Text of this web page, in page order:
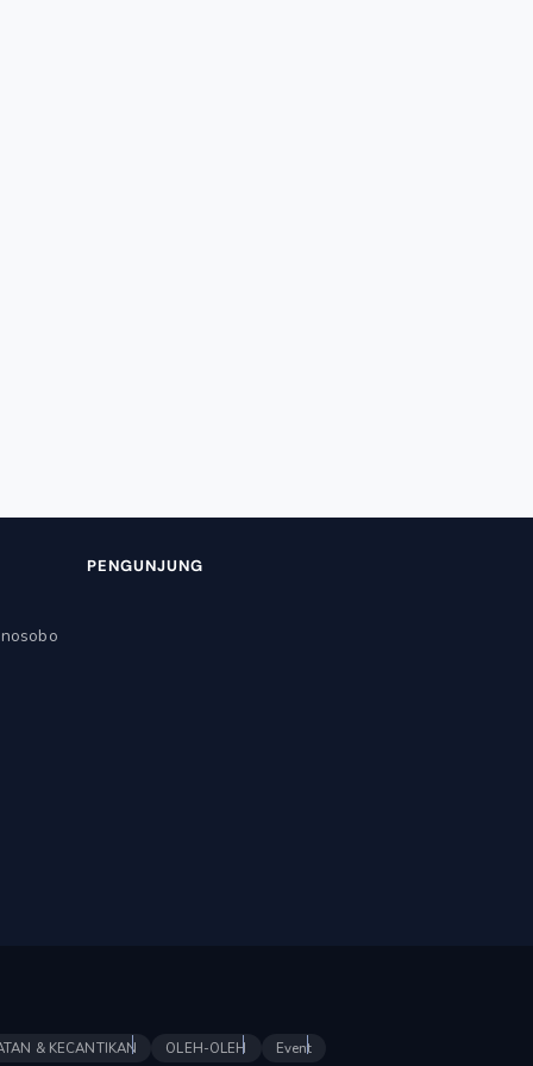
PENGUNJUNG
& KECANTIKAN OLEH-OLEH Event